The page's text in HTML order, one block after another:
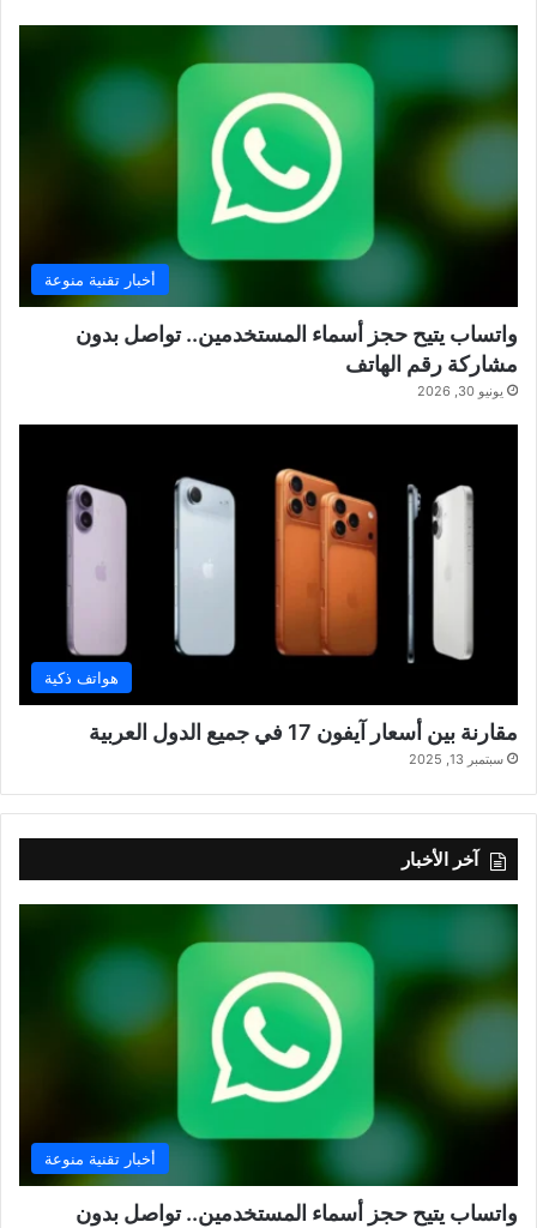
أخبار تقنية منوعة
واتساب يتيح حجز أسماء المستخدمين.. تواصل بدون
مشاركة رقم الهاتف
يونيو 30, 2026
هواتف ذكية
مقارنة بين أسعار آيفون 17 في جميع الدول العربية
سبتمبر 13, 2025
آخر الأخبار
أخبار تقنية منوعة
واتساب يتيح حجز أسماء المستخدمين.. تواصل بدون